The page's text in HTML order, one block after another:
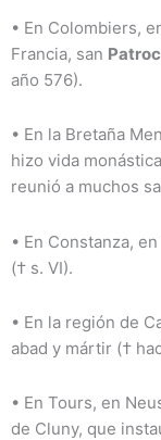
• En Colombiers,
Francia, san
año 576).
• En la Bretaña
hizo vida
reunió a muchos
• En Constanza,
(† s. VI).
• En la región de
abad y mártir (†
• En Tours, en
de Cluny, que